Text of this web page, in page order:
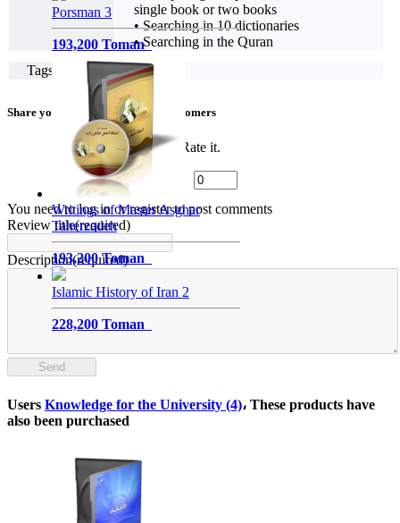
Porsman 3
193,200 Toman
Writings of Master Asghar
Taherzadeh
193,200 Toman
Islamic History of Iran 2
228,200 Toman
single book or two books
• Searching in 10 dictionaries
• Searching in the Quran
Tags
Share your thoughts with other customers
Rate it.
You need to log in or register to post comments
Review title(required)
Description(required)
Send
Users Knowledge for the University (4)، These products have
also been purchased